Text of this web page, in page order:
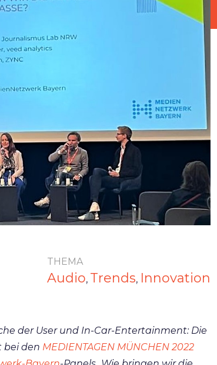
THEMA
Audio, Trends, Innovation
der User und In-Car-Entertainment: Die
bei den MEDIENTAGEN MÜNCHEN 2022